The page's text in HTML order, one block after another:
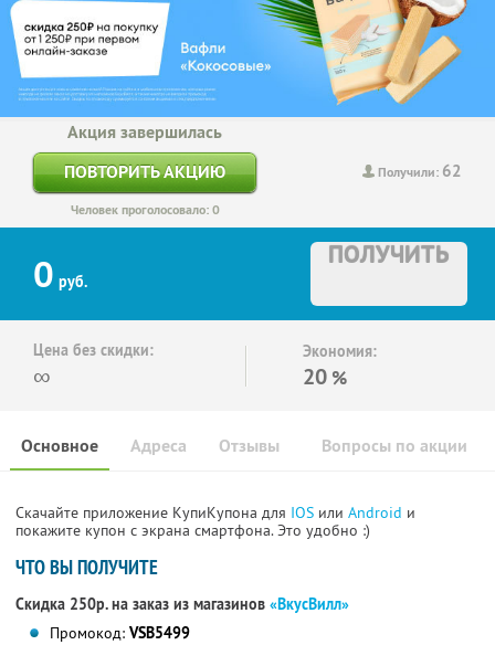
Получили: 62
Акция завершилась
ПОВТОРИТЬ АКЦИЮ
Человек проголосовало: 0
0 руб.
ПОЛУЧИТЬ
Цена без скидки:
∞
Экономия:
20 %
Основное Отзывы Вопросы по акции
Адреса
Скачайте приложение КупиКупона для IOS или Android и
покажите купон с экрана смартфона. Это удобно :)
ЧТО ВЫ ПОЛУЧИТЕ
Скидка 250р. на заказ из магазинов «ВкусВилл»
Промокод: VSB5499